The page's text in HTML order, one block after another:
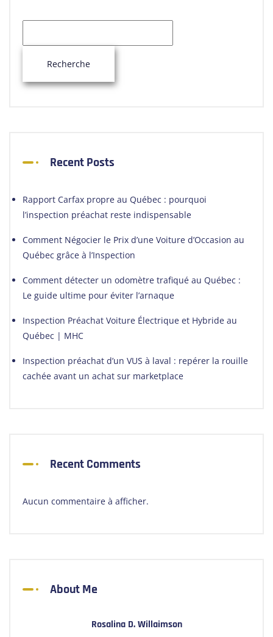
Recherche
Recent Posts
Rapport Carfax propre au Québec : pourquoi
l’inspection préachat reste indispensable
Comment Négocier le Prix d’une Voiture d’Occasion au
Québec grâce à l’Inspection
Comment détecter un odomètre trafiqué au Québec :
Le guide ultime pour éviter l’arnaque
Inspection Préachat Voiture Électrique et Hybride au
Québec | MHC
Inspection préachat d’un VUS à laval : repérer la rouille
cachée avant un achat sur marketplace
Recent Comments
Aucun commentaire à afficher.
About Me
Rosalina D. Willaimson